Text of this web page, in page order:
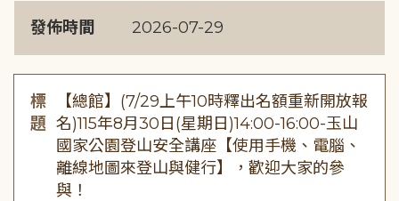
發佈時間 2026-07-29
標
題
【總館】(7/29上午10時釋出名額重新開放報
名)115年8月30日(星期日)14:00-16:00-玉山
國家公園登山安全講座【使用手機、電腦、
離線地圖來登山與健行】，歡迎大家的參
與！